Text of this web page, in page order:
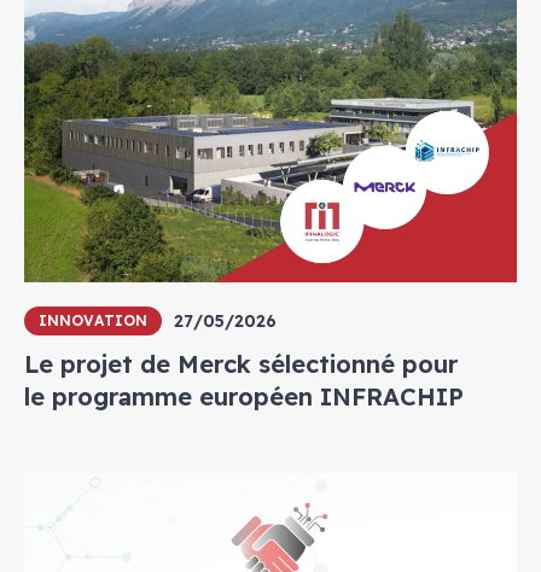
INNOVATION 27/05/2026
Le projet de Merck sélectionné pour
le programme européen INFRACHIP